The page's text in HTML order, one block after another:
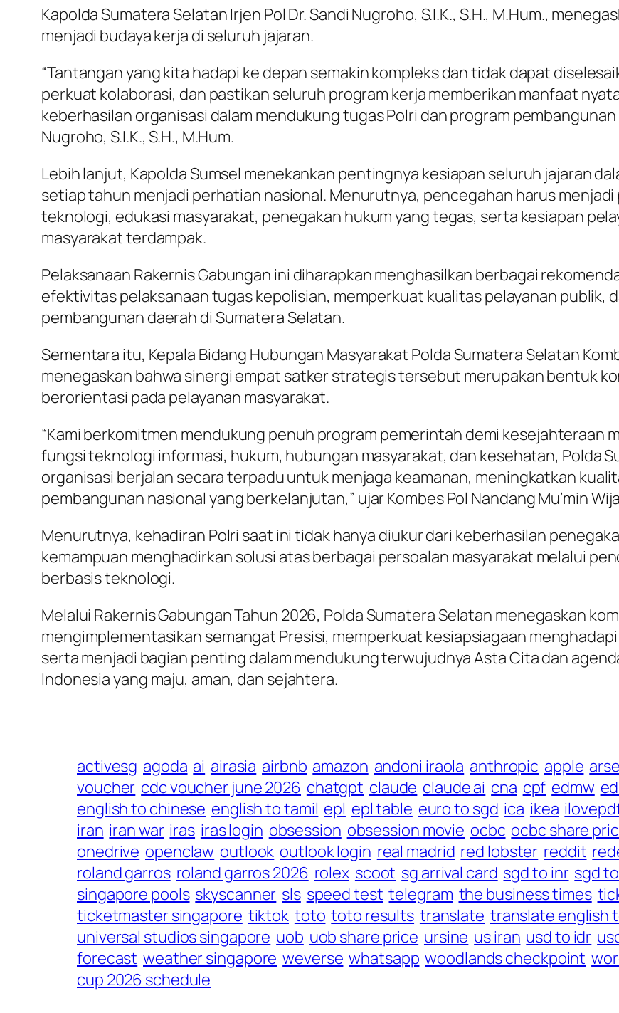
Kapolda Sumatera Selatan Irjen Pol Dr. Sandi Nugroho, S.I.K., S.H., M.Hum.,
menjadi budaya kerja di seluruh jajaran.
“Tantangan yang kita hadapi ke depan semakin kompleks dan tidak dapat
perkuat kolaborasi, dan pastikan seluruh program kerja memberikan manfaat
keberhasilan organisasi dalam mendukung tugas Polri dan program pembangunan
Nugroho, S.I.K., S.H., M.Hum.
Lebih lanjut, Kapolda Sumsel menekankan pentingnya kesiapan seluruh jajaran
setiap tahun menjadi perhatian nasional. Menurutnya, pencegahan harus
teknologi, edukasi masyarakat, penegakan hukum yang tegas, serta kesiapan
masyarakat terdampak.
Pelaksanaan Rakernis Gabungan ini diharapkan menghasilkan berbagai
efektivitas pelaksanaan tugas kepolisian, memperkuat kualitas pelayanan publik,
pembangunan daerah di Sumatera Selatan.
Sementara itu, Kepala Bidang Hubungan Masyarakat Polda Sumatera Selatan
menegaskan bahwa sinergi empat satker strategis tersebut merupakan bentuk
berorientasi pada pelayanan masyarakat.
“Kami berkomitmen mendukung penuh program pemerintah demi kesejahteraan
fungsi teknologi informasi, hukum, hubungan masyarakat, dan kesehatan, Polda
organisasi berjalan secara terpadu untuk menjaga keamanan, meningkatkan
pembangunan nasional yang berkelanjutan,” ujar Kombes Pol Nandang Mu’min
Menurutnya, kehadiran Polri saat ini tidak hanya diukur dari keberhasilan
kemampuan menghadirkan solusi atas berbagai persoalan masyarakat melalui
berbasis teknologi.
Melalui Rakernis Gabungan Tahun 2026, Polda Sumatera Selatan menegaskan
mengimplementasikan semangat Presisi, memperkuat kesiapsiagaan
serta menjadi bagian penting dalam mendukung terwujudnya Asta Cita dan
Indonesia yang maju, aman, dan sejahtera.
activesg agoda ai airasia airbnb amazon andoni iraola anthropic apple
voucher cdc voucher june 2026 chatgpt claude claude ai cna cpf edmw
english to chinese english to tamil epl epl table euro to sgd ica ikea
iran iran war iras iras login obsession obsession movie ocbc ocbc share
onedrive openclaw outlook outlook login real madrid red lobster reddit
roland garros roland garros 2026 rolex scoot sg arrival card sgd to inr sgd
singapore pools skyscanner sls speed test telegram the business times
ticketmaster singapore tiktok toto toto results translate translate english
universal studios singapore uob uob share price ursine us iran usd to idr
forecast weather singapore weverse whatsapp woodlands checkpoint
cup 2026 schedule